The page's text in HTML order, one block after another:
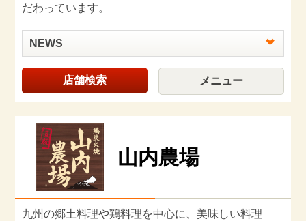
だわっています。
NEWS
店舗検索 メニュー
山内農場
九州の郷土料理や鶏料理を中心に、美味しい料理